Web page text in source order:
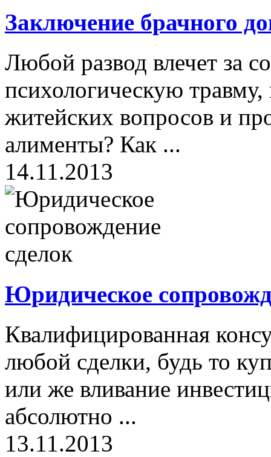
Заключение брачного
Любой развод влечет за
психологическую
житейских вопросов и
алименты? Как ...
14.11.2013
Юридическое
Квалифицированная
любой сделки, будь то
или же вливание
абсолютно ...
13.11.2013